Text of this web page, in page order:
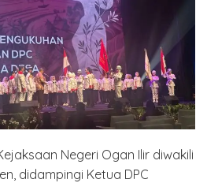
Negeri Ogan Ilir diwakili
didampingi Ketua DPC